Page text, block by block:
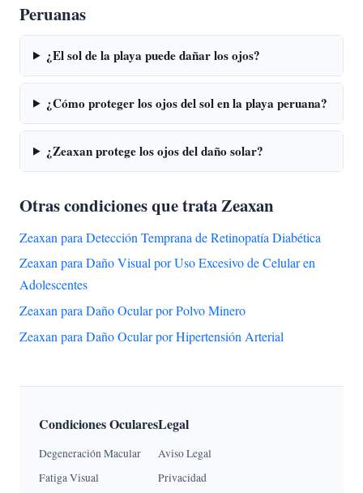
Peruanas
¿El sol de la playa puede dañar los ojos?
¿Cómo proteger los ojos del sol en la playa peruana?
¿Zeaxan protege los ojos del daño solar?
Otras condiciones que trata Zeaxan
Zeaxan para Detección Temprana de Retinopatía Diabética
Zeaxan para Daño Visual por Uso Excesivo de Celular en
Adolescentes
Zeaxan para Daño Ocular por Polvo Minero
Zeaxan para Daño Ocular por Hipertensión Arterial
Condiciones Oculares
Degeneración Macular
Fatiga Visual
Legal
Aviso Legal
Privacidad